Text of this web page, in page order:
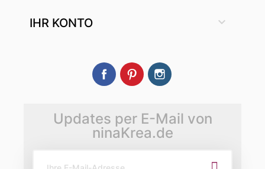
IHR KONTO 
FacebookPinterest
Updates per E-Mail von
ninaKrea.de